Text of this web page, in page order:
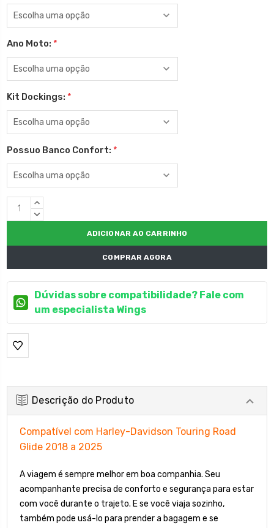
Ano Moto: *
Kit Dockings: *
Possuo Banco Confort: *
EstoqueQUANTIDADE
CRESCENTE:
QUANTIDADE
COMPRAR AGORA
Dúvidas sobre compatibilidade? Fale com
um especialista Wings
Descrição do Produto
Compatível com Harley-Davidson Touring Road
Glide 2018 a 2025
A viagem é sempre melhor em boa companhia. Seu
acompanhante precisa de conforto e segurança para estar
com você durante o trajeto. E se você viaja sozinho,
também pode usá-lo para prender a bagagem e se